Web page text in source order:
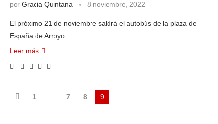
por Gracia Quintana 8 noviembre, 2022
El próximo 21 de noviembre saldrá el autobús de la plaza de
España de Arroyo.
Leer más
1 7 8 9